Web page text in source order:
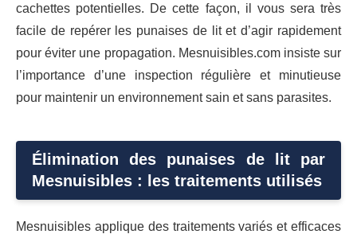
cachettes potentielles. De cette façon, il vous sera très
facile de repérer les punaises de lit et d’agir rapidement
pour éviter une propagation. Mesnuisibles.com insiste sur
l’importance d’une inspection régulière et minutieuse
pour maintenir un environnement sain et sans parasites.
Élimination des punaises de lit par
Mesnuisibles : les traitements utilisés
Mesnuisibles applique des traitements variés et efficaces